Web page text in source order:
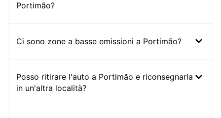
Portimão?
Ci sono zone a basse emissioni a Portimão?
Posso ritirare l'auto a Portimão e riconsegnarla
in un'altra località?